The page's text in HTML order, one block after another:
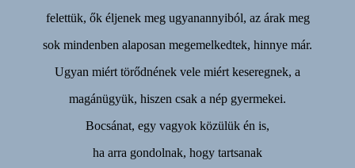
felettük, ők éljenek meg ugyanannyiból, az árak meg
sok mindenben alaposan megemelkedtek, hinnye már.
Ugyan miért törődnének vele miért keseregnek, a
magánügyük, hiszen csak a nép gyermekei.
Bocsánat, egy vagyok közülük én is,
ha arra gondolnak, hogy tartsanak